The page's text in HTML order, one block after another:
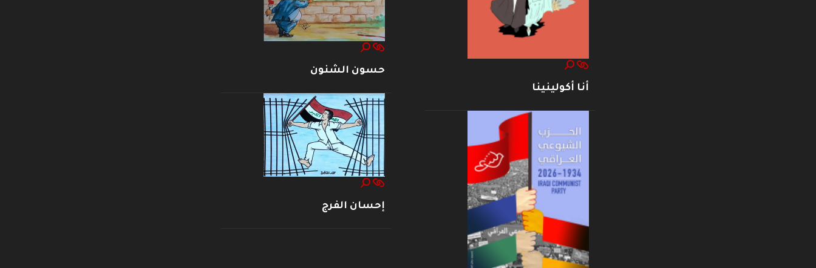
أنا أكولينينا
حسون الشنون
إحسان الفرج